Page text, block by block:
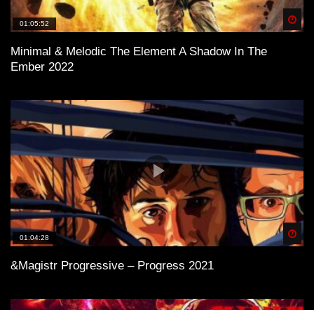
01:05:52
Minimal & Melodic The Element A Shadow In The
Ember 2022
01:04:28
&Magistr Progressive – Progress 2021